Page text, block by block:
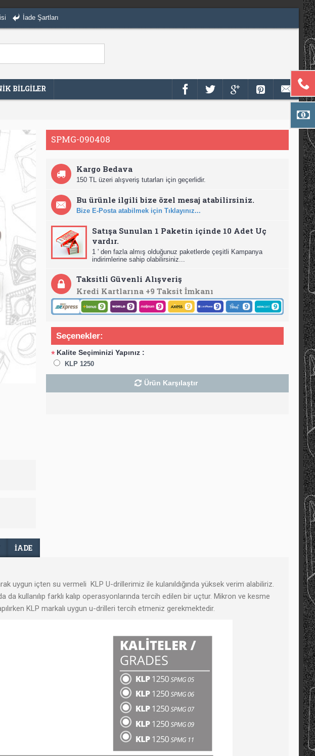
İade Şartları
BİLGİLER
SPMG-090408
Kargo Bedava
150 TL üzeri alışveriş tutarları için geçerlidir.
Bu ürünle ilgili bize özel mesaj atabilirsiniz.
Bize E-Posta atabilmek için Tıklayınız...
Satışa Sunulan 1 Paketin içinde 10 Adet Uç
vardır.
1 ' den fazla almış olduğunuz paketlerde çeşitli Kampanya
indirimlerine sahip olabilirsiniz...
Taksitli Güvenli Alışveriş
Kredi Kartlarına +9 Taksit İmkanı
Seçenekler:
* Kalite Seçiminizi Yapınız :
KLP 1250
Ürün Karşılaştır
İADE
uygun içten su vermeli KLP U-drillerimiz ile kulanıldığında yüksek verim alabiliriz.
da kullanılıp farklı kalıp operasyonlarında tercih edilen bir uçtur. Mikron ve kesme
KLP markalı uygun u-drilleri tercih etmeniz gerekmektedir.